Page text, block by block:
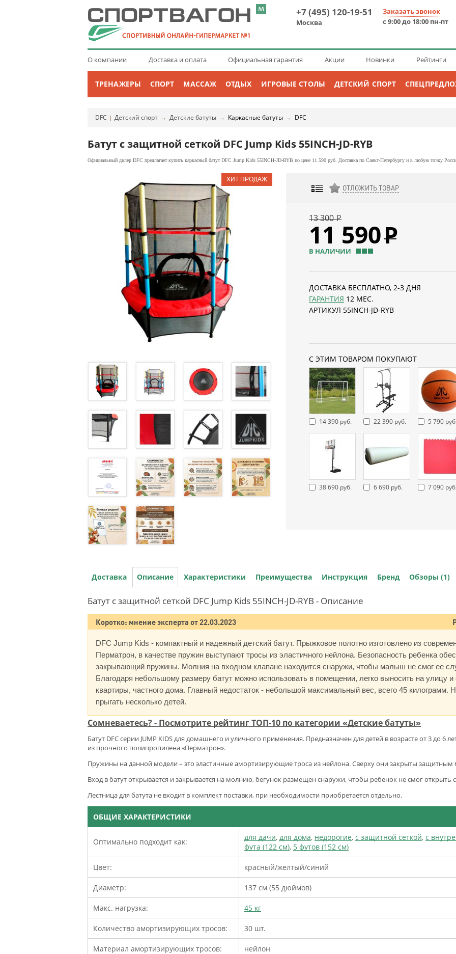
+7 (495) 120-19-51
Москва
Заказать звонок
с 9:00 до 18:00 пн-пт
О компании Доставка и оплата Официальная гарантия Акции Новинки Рейтинги
ТРЕНАЖЕРЫ СПОРТ МАССАЖ ОТДЫХ ИГРОВЫЕ СТОЛЫ ДЕТСКИЙ СПОРТ
DFC | Детский спорт → Детские батуты → Каркасные батуты → DFC
Батут с защитной сеткой DFC Jump Kids 55INCH-JD-RYB
Официальный дилер DFC предлагает купить каркасный батут DFC Jump Kids 55INCH-JD-RYB по цене 11 590 руб. Доставка по Санкт-Петербургу и в любую точку
ДОБАВИТЬ К СРАВНЕНИЮ
ОТЛОЖИТЬ ТОВАР
13 300 Р
11 590Р
В НАЛИЧИИ
ДОСТАВКА БЕСПЛАТНО, 2-3 ДНЯ
ГАРАНТИЯ 12 МЕС.
АРТИКУЛ 55INCH-JD-RYB
С ЭТИМ ТОВАРОМ ПОКУПАЮТ
14 390 руб. 22 390 руб. 5 790
38 690 руб. 6 690 руб. 7 090
Доставка Описание Характеристики Преимущества Инструкция Бренд Обзоры (1)
Батут с защитной сеткой DFC Jump Kids 55INCH-JD-RYB - Описание
Коротко: мнение эксперта от 22.03.2023
DFC Jump Kids - компактный и надежный детский батут. Прыжковое полотно изготовлено из
Перматрон, в качестве пружин выступают тросы из эластичного нейлона. Безопасность ребенка
закрывающий пружины. Молния на входном клапане находится снаружи, чтобы малыш не смог ее
Благодаря небольшому размеру батут можно использовать в помещении, легко выносить на улицу
квартиры, частного дома. Главный недостаток - небольшой максимальный вес, всего 45 килограмм.
прыгать несколько детей.
Сомневаетесь? - Посмотрите рейтинг ТОП-10 по категории «Детские батуты»
Батут DFC серии JUMP KIDS для домашнего и уличного применения. Предназначен для детей в возрасте от 3 до 6
из прочного полипропилена «Перматрон».
Пружины на данной модели – это эластичные амортизирующие троса из нейлона. Сверху они закрыты защитным
Вход в батут открывается и закрывается на молнию, бегунок размещен снаружи, чтобы ребенок не смог открыть
Лестница для батута не входит в комплект поставки, при необходимости приобретается отдельно.
ОБЩИЕ ХАРАКТЕРИСТИКИ
Оптимально подходит как: для дачи, для дома, недорогие, с защитной сеткой, с
фута (122 см), 5 футов (152 см)
Цвет: красный/желтый/синий
Диаметр: 137 см (55 дюймов)
Макс. нагрузка: 45 кг
Количество амортизирующих тросов: 30 шт.
Материал амортизирующих тросов: нейлон